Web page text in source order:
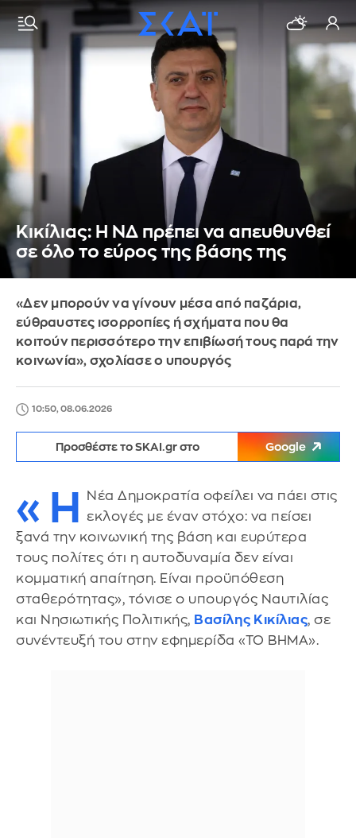
Κικίλιας: Η ΝΔ πρέπει να απευθυνθεί
σε όλο το εύρος της βάσης της
«Δεν μπορούν να γίνουν μέσα από παζάρια,
εύθραυστες ισορροπίες ή σχήματα που θα
κοιτούν περισσότερο την επιβίωσή τους παρά την
κοινωνία», σχολίασε ο υπουργός
10:50, 08.06.2026
Προσθέστε το SKAI.gr στο Google
«Η
Νέα Δημοκρατία οφείλει να πάει στις
εκλογές με έναν στόχο: να πείσει
ξανά την κοινωνική της βάση και ευρύτερα
τους πολίτες ότι η αυτοδυναμία δεν είναι
κομματική απαίτηση. Είναι προϋπόθεση
σταθερότητας», τόνισε ο υπουργός Ναυτιλίας
και Νησιωτικής Πολιτικής, Βασίλης Κικίλιας, σε
συνέντευξή του στην εφημερίδα «ΤΟ ΒΗΜΑ».